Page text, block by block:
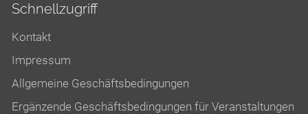
Schnellzugriff
Kontakt
Impressum
Allgemeine Geschäftsbedingungen
Ergänzende Geschäftsbedingungen für Veranstaltungen